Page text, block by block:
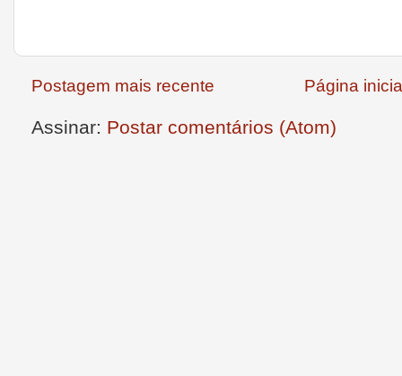
Postagem mais recente Página
Assinar: Postar comentários (Atom)